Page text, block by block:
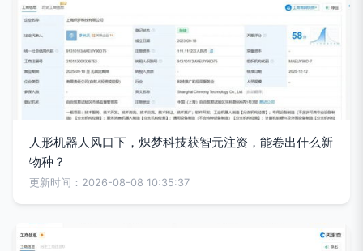
人形机器人风口下，炽梦科技获智元注资，能卷出什么新
物种？
更新时间：2026-08-08 10:35:37